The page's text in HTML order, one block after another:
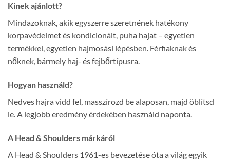
Kinek ajánlott?
Mindazoknak, akik egyszerre szeretnének hatékony
korpavédelmet és kondicionált, puha hajat – egyetlen
termékkel, egyetlen hajmosási lépésben. Férfiaknak és
nőknek, bármely haj- és fejbőrtípusra.
Hogyan használd?
Nedves hajra vidd fel, masszírozd be alaposan, majd öblítsd
le. A legjobb eredmény érdekében használd naponta.
A Head & Shoulders márkáról
A Head & Shoulders 1961-es bevezetése óta a világ egyik